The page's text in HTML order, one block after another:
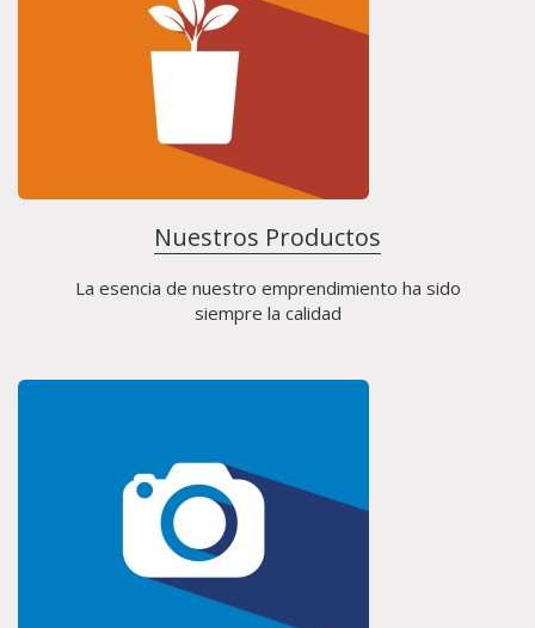
Nuestros Productos
La esencia de nuestro emprendimiento ha sido
siempre la calidad